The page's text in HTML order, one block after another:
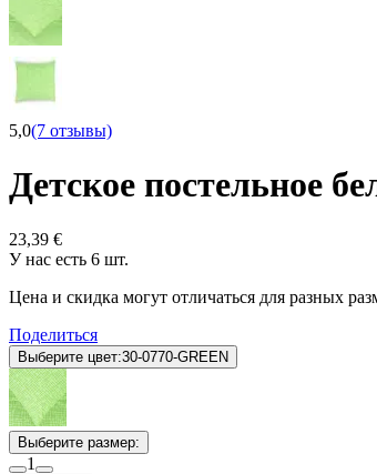
5,0(7 отзывы)
Детское постельное
23,39 €
У нас есть 6 шт.
Цена и скидка могут отличаться для разных
Поделиться
Выберите цвет:30-0770-GREEN
Выберите размер:
1